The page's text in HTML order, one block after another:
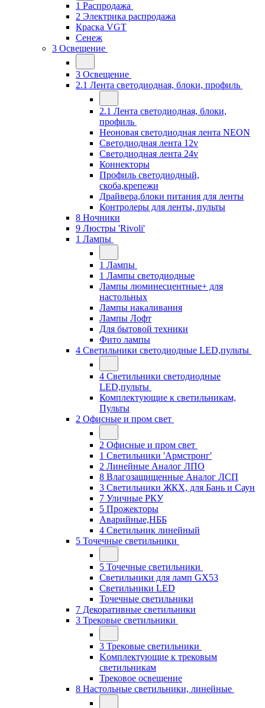
1 Распродажа
2 Электрика распродажа
Краска VGT
Сенеж
3 Освещение
3 Освещение
2.1 Лента светодиодная, блоки, профиль
2.1 Лента светодиодная, блоки,
профиль
Неоновая светодиодная лента NEON
Светодиодная лента 12v
Светодиодная лента 24v
Коннекторы
Профиль светодиодный,
скоба,крепежи
Драйвера,блоки питания для ленты
Контролеры для ленты, пульты
8 Ночники
9 Люстры 'Rivoli'
1 Лампы
1 Лампы
1 Лампы светодиодные
Лампы люминесцентные+ для
настольных
Лампы накаливания
Лампы Лофт
Для бытовой техники
Фито лампы
4 Светильники светодиодные LED,пульты
4 Светильники светодиодные
LED,пульты
Комплектующие к светильникам,
Пульты
2 Офисные и пром свет
2 Офисные и пром свет
1 Светильники 'Армстронг'
2 Линейные Аналог ЛПО
8 Влагозащищенные Аналог ЛСП
3 Светильники ЖКХ, для Бань и Саун
7 Уличные РКУ
5 Прожекторы
Аварийные,НББ
4 Светильник линейный
5 Точечные светильники
5 Точечные светильники
Светильники для ламп GХ53
Cветильники LED
Точечные светильники
7 Декоративные светильники
3 Трековые светильники
3 Трековые светильники
Kомплектующие к трековым
светильникам
Трековое освещение
8 Настольные светильники, линейные